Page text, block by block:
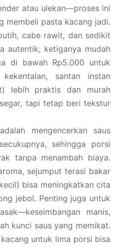
atau ulekan—proses ini
membeli pasta kacang jadi.
cabe rawit, dan sedikit
autentik; ketiganya mudah
di bawah Rp5.000 untuk
santan instan
lebih praktis dan murah
tapi tetap beri tekstur
mengencerkan saus
sehingga porsi
tanpa menambah biaya.
sejumput terasi bakar
bisa meningkatkan cita
jebol. Penting juga untuk
manis,
kunci saus yang memikat.
untuk lima porsi bisa